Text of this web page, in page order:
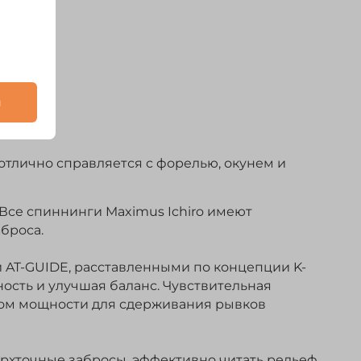
справляется с форелью, окунем и
спиннинги Maximus Ichiro имеют
GUIDE, расставленными по концепции K-
и улучшая баланс. Чувствительная
мощности для сдерживания рывков